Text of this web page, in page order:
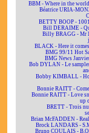
BBM - Where in the
Béatrice URIA-
BETTY BOOP -
Bill DERAIME -
Billy BRAGG - Mr
BLACK - Here it
BMG 99/11 Hot
BMG News
Bob DYLAN - Le
Bobby KIMBALL -
Bonnie RAITT -
Bonnie RAITT - Love
up
BRETT - Trois
Brian McFADDEN -
Brock LANDARS -
Bruno COULAIS -